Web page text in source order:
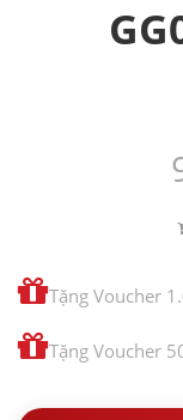
Tặng Voucher
Tặng Voucher